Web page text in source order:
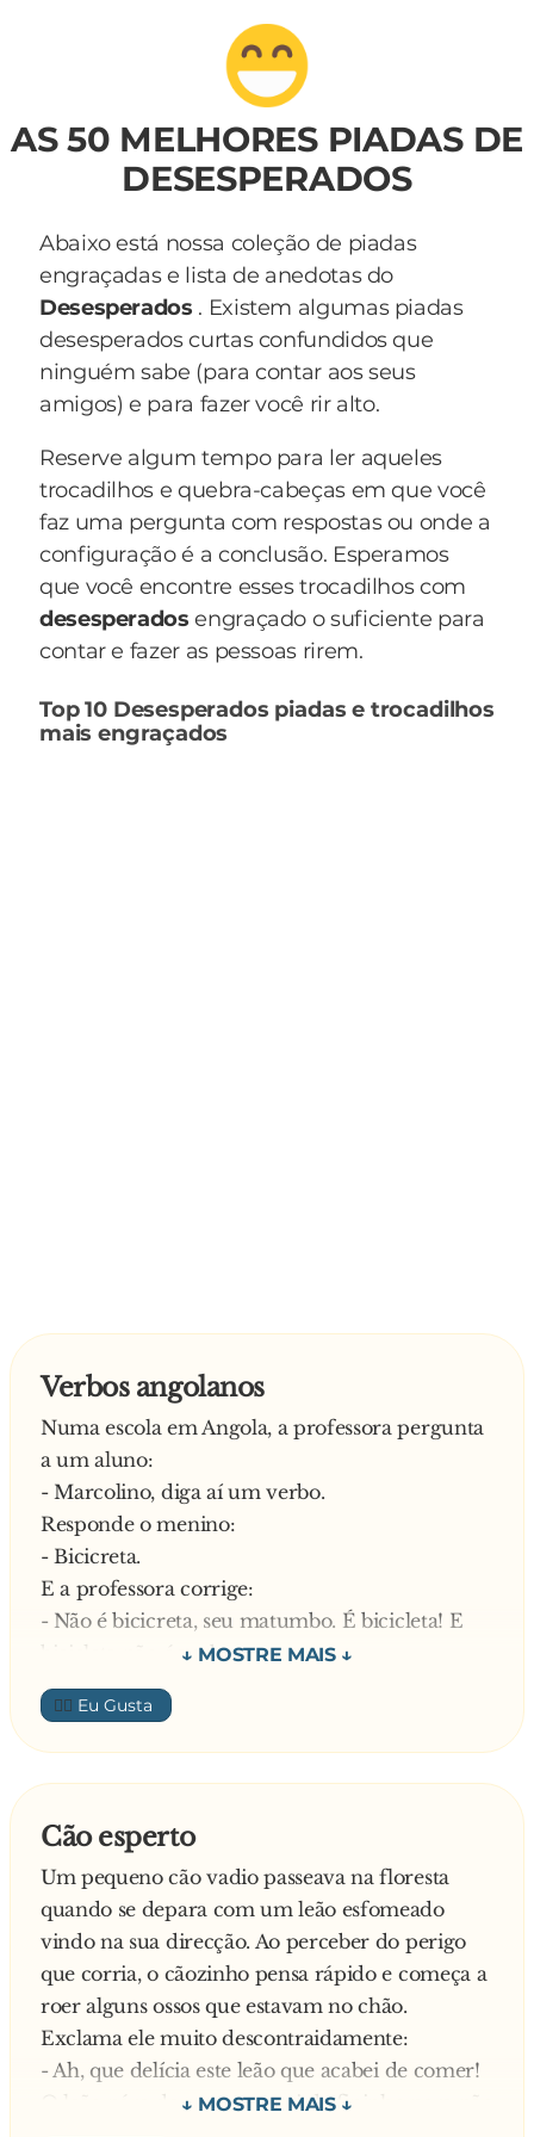
AS 50 MELHORES PIADAS DE
DESESPERADOS
Abaixo está nossa coleção de piadas
engraçadas e lista de anedotas do
Desesperados . Existem algumas piadas
desesperados curtas confundidos que
ninguém sabe (para contar aos seus
amigos) e para fazer você rir alto.
Reserve algum tempo para ler aqueles
trocadilhos e quebra-cabeças em que você
faz uma pergunta com respostas ou onde a
configuração é a conclusão. Esperamos
que você encontre esses trocadilhos com
desesperadosengraçado o suficiente para
contar e fazer as pessoas rirem.
Top 10 Desesperados piadas e trocadilhos
mais engraçados
Verbos angolanos
Numa escola em Angola, a professora pergunta
a um aluno:
- Marcolino, diga aí um verbo.
Responde o menino:
- Bicicreta.
E a professora corrige:
- Não é bicicreta, seu matumbo. É bicicleta! E
bicicleta não é verbo.
Depois, perguntou ao segundo aluno:
- Marreta, diga aí um verbo.
- Prástico. – Diz o menino.
- Não é prástico seu b**.... É plástico! E plástico
A professora, desesperada, perguntou ao
terceiro aluno:
- Bastião, diga aí um verbo.
Meio a medo, responde:
- Hospedar.
Diz a professora orgulhosa:
- Muito bem! Agora diga uma frase com o
verbo que você escolheu.
- Hospedar da bicicreta são de prástico!…
👍🏼
Cão esperto
Um pequeno cão vadio passeava na floresta
quando se depara com um leão esfomeado
vindo na sua direcção. Ao perceber do perigo
que corria, o cãozinho pensa rápido e começa a
roer alguns ossos que estavam no chão.
Exclama ele muito descontraidamente:
- Ah, que delícia este leão que acabei de comer!
O leão pára de repente e sai de fininho para não